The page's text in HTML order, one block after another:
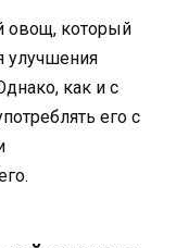
овощ, который
улучшения
как и с
его с